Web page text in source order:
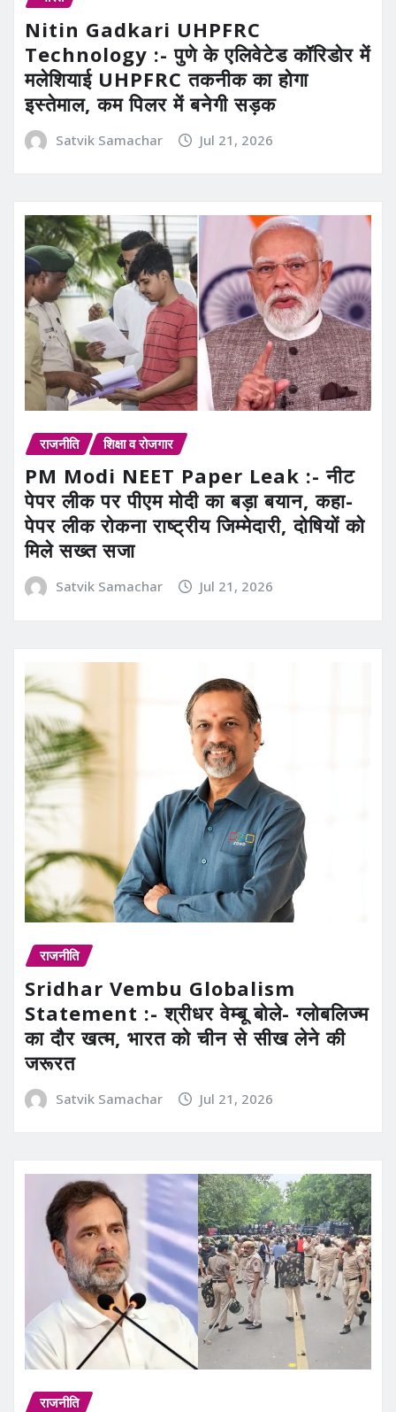
Nitin Gadkari UHPFRC
Technology :- पुणे के एलिवेटेड कॉरिडोर में
मलेशियाई UHPFRC तकनीक का होगा
इस्तेमाल, कम पिलर में बनेगी सड़क
Satvik Samachar Jul 21, 2026
राजनीति शिक्षा व रोजगार
PM Modi NEET Paper Leak :- नीट
पेपर लीक पर पीएम मोदी का बड़ा बयान, कहा-
पेपर लीक रोकना राष्ट्रीय जिम्मेदारी, दोषियों को
मिले सख्त सजा
Satvik Samachar Jul 21, 2026
राजनीति
Sridhar Vembu Globalism
Statement :- श्रीधर वेम्बू बोले- ग्लोबलिज्म
का दौर खत्म, भारत को चीन से सीख लेने की
जरूरत
Satvik Samachar Jul 21, 2026
राजनीति